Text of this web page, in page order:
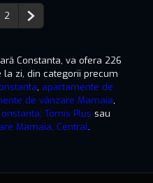
2 Pagina următoare
Constanta, va ofera 226
zi, din categorii precum
, apartamente de
de vânzare Mamaia,
Tomis Plus sau
Mamaia, Central.